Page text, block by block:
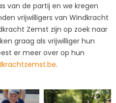
van de partij en we kregen
vrijwilligers van Windkracht
Zemst zijn op zoek naar
graag als vrijwilliger hun
er meer over op hun
.